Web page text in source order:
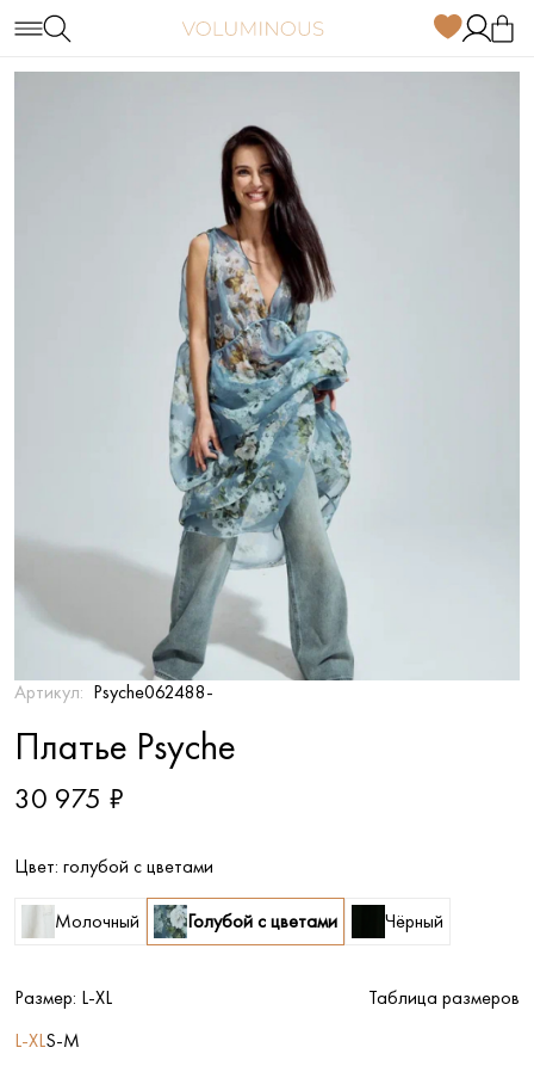
Артикул: Psyche062488-
Платье Psyche
30 975 ₽
Цвет: голубой с цветами
Молочный Голубой с цветами Чёрный
Размер: L-XL
Таблица размеров
L-XLS-M